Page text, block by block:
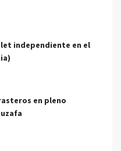
independiente en el
en pleno